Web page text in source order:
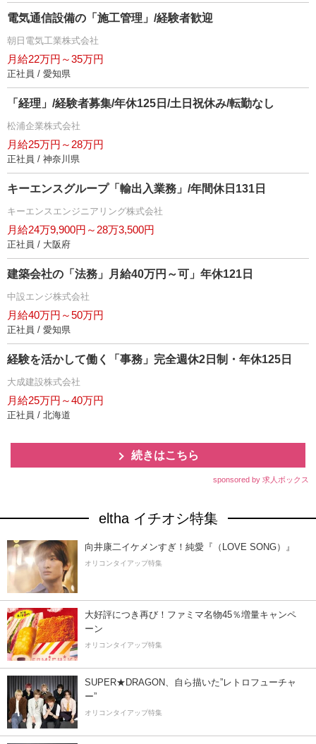
電気通信設備の「施工管理」/経験者歓迎
朝日電気工業株式会社
月給22万円～35万円
正社員 / 愛知県
「経理」/経験者募集/年休125日/土日祝休み/転勤なし
松浦企業株式会社
月給25万円～28万円
正社員 / 神奈川県
キーエンスグループ「輸出入業務」/年間休日131日
キーエンスエンジニアリング株式会社
月給24万9,900円～28万3,500円
正社員 / 大阪府
建築会社の「法務」月給40万円～可」年休121日
中設エンジ株式会社
月給40万円～50万円
正社員 / 愛知県
経験を活かして働く「事務」完全週休2日制・年休125日
大成建設株式会社
月給25万円～40万円
正社員 / 北海道
続きはこちら
sponsored by 求人ボックス
eltha イチオシ特集
向井康二イケメンすぎ！純愛『（LOVE SONG）』
オリコンタイアップ特集
大好評につき再び！ファミマ名物45％増量キャンペ
ーン
オリコンタイアップ特集
SUPER★DRAGON、自ら描いた”レトロフューチャ
ー”
オリコンタイアップ特集